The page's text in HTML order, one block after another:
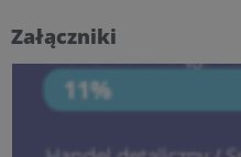
Załączniki